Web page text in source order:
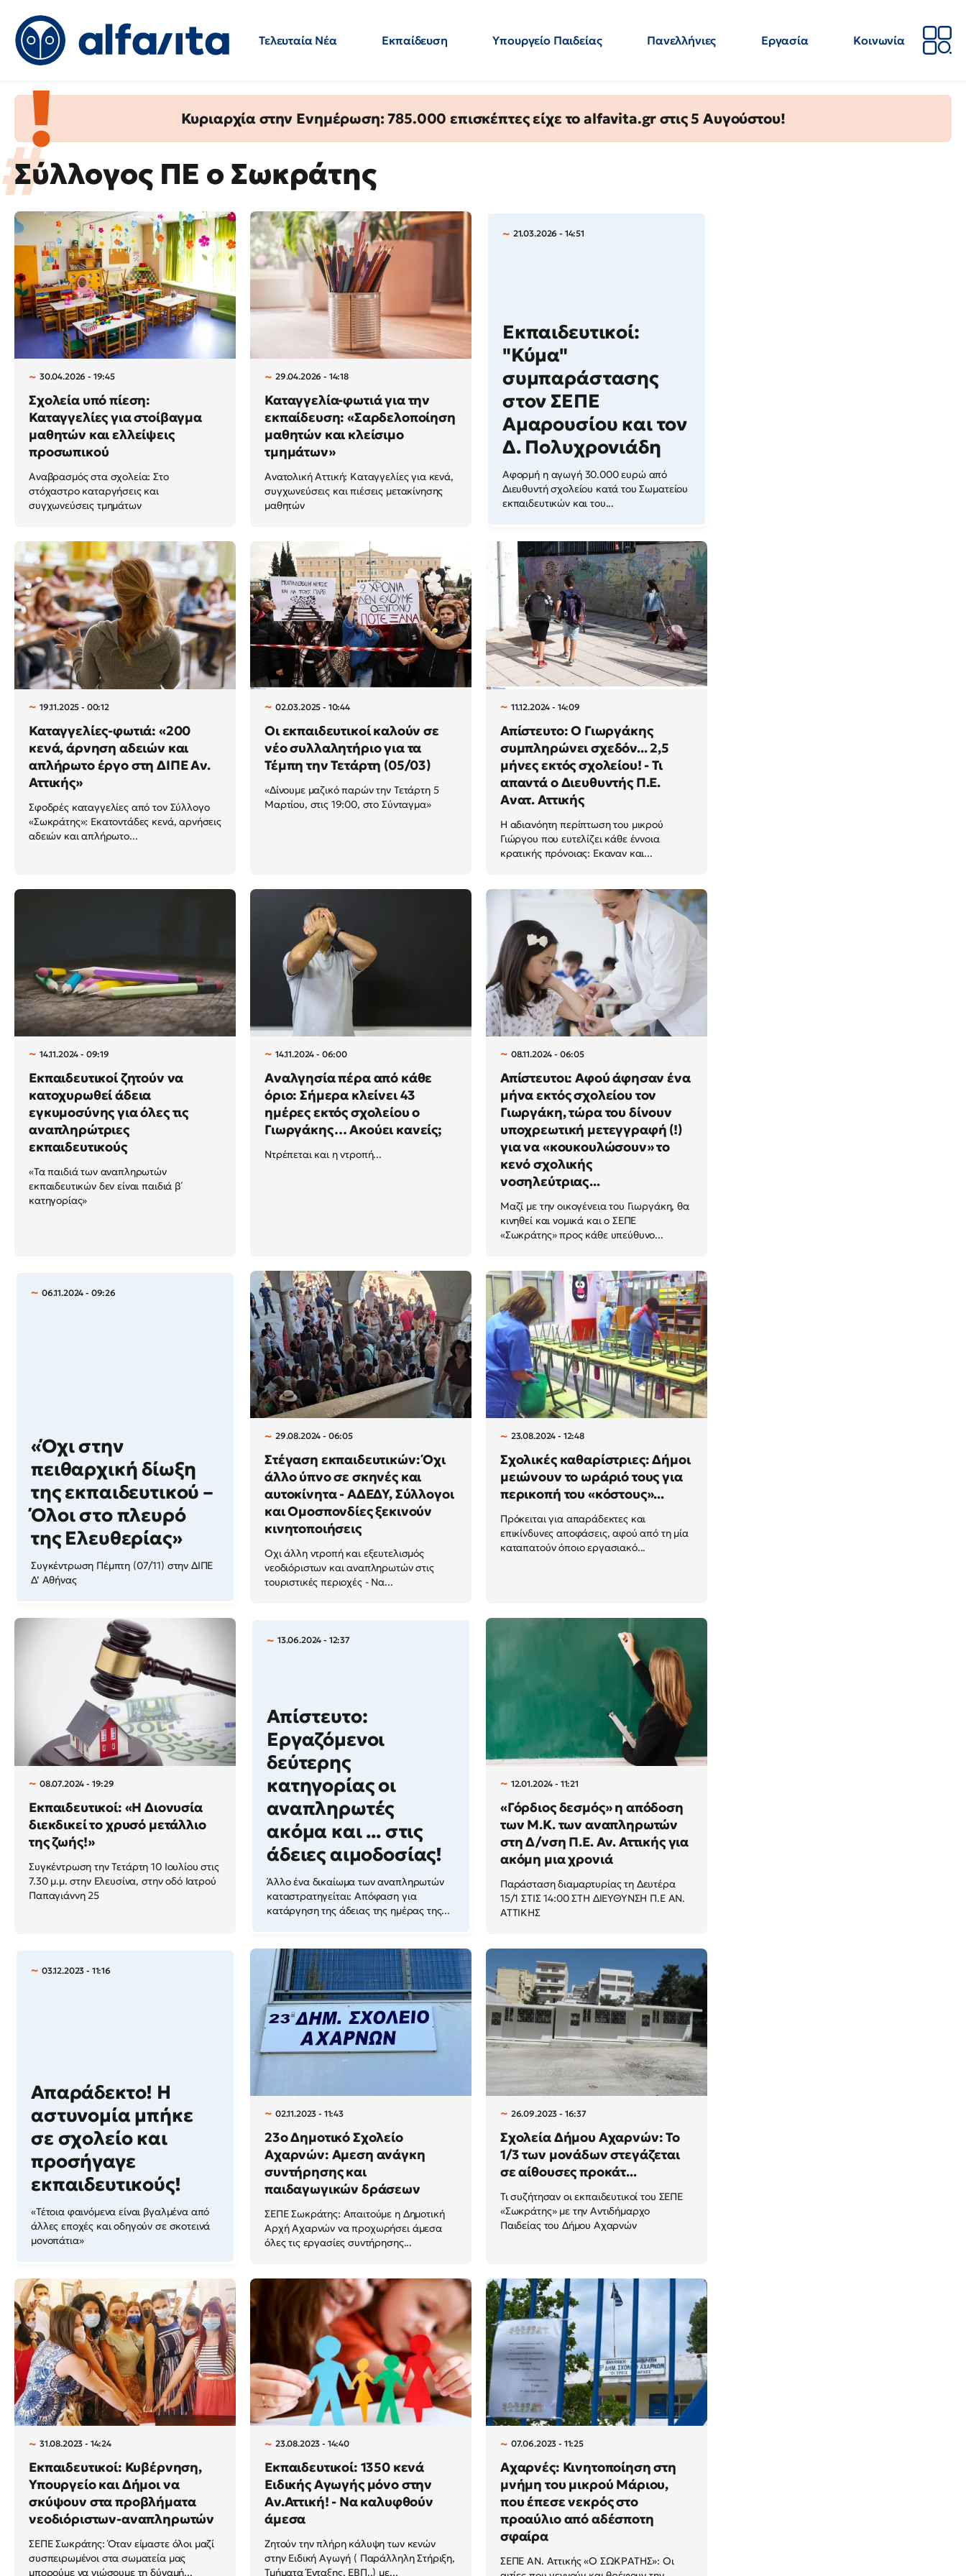
Τελευταία Νέα Εκπαίδευση Υπουργείο Παιδείας Πανελλήνιες Εργασία
Κοινωνία
Κυριαρχία στην Ενημέρωση: 785.000 επισκέπτες είχε το alfavita.gr στις 5 Αυγούστου!
Σύλλογος ΠΕ ο Σωκράτης
30.04.2026 - 19:45
Σχολεία υπό πίεση:
Καταγγελίες για στοίβαγμα
μαθητών και ελλείψεις
προσωπικού
Αναβρασμός στα σχολεία: Στο
στόχαστρο καταργήσεις και
συγχωνεύσεις τμημάτων
29.04.2026 - 14:18
Καταγγελία-φωτιά για την
εκπαίδευση: «Σαρδελοποίηση
μαθητών και κλείσιμο
τμημάτων»
Ανατολική Αττική: Καταγγελίες για κενά,
συγχωνεύσεις και πιέσεις μετακίνησης
μαθητών
21.03.2026 - 14:51
Εκπαιδευτικοί:
"Κύμα"
συμπαράστασης
στον ΣΕΠΕ
Αμαρουσίου και τον
Δ. Πολυχρονιάδη
Αφορμή η αγωγή 30.000 ευρώ από
Διευθυντή σχολείου κατά του Σωματείου
εκπαιδευτικών και του...
19.11.2025 - 00:12
Καταγγελίες-φωτιά: «200
κενά, άρνηση αδειών και
απλήρωτο έργο στη ΔΙΠΕ Αν.
Αττικής»
Σφοδρές καταγγελίες από τον Σύλλογο
«Σωκράτης»: Εκατοντάδες κενά, αρνήσεις
αδειών και απλήρωτο...
02.03.2025 - 10:44
Οι εκπαιδευτικοί καλούν σε
νέο συλλαλητήριο για τα
Τέμπη την Τετάρτη (05/03)
«Δίνουμε μαζικό παρών την Τετάρτη 5
Μαρτίου, στις 19:00, στο Σύνταγμα»
11.12.2024 - 14:09
Απίστευτο: Ο Γιωργάκης
συμπληρώνει σχεδόν... 2,5
μήνες εκτός σχολείου! - Τι
απαντά ο Διευθυντής Π.Ε.
Ανατ. Αττικής
Η αδιανόητη περίπτωση του μικρού
Γιώργου που ευτελίζει κάθε έννοια
κρατικής πρόνοιας: Εκαναν και...
14.11.2024 - 09:19
Εκπαιδευτικοί ζητούν να
κατοχυρωθεί άδεια
εγκυμοσύνης για όλες τις
αναπληρώτριες
εκπαιδευτικούς
«Τα παιδιά των αναπληρωτών
εκπαιδευτικών δεν είναι παιδιά β΄
κατηγορίας»
14.11.2024 - 06:00
Αναλγησία πέρα από κάθε
όριο: Σήμερα κλείνει 43
ημέρες εκτός σχολείου ο
Γιωργάκης… Ακούει κανείς;
Ντρέπεται και η ντροπή...
08.11.2024 - 06:05
Απίστευτοι: Αφού άφησαν ένα
μήνα εκτός σχολείου τον
Γιωργάκη, τώρα του δίνουν
υποχρεωτική μετεγγραφή (!)
για να «κουκουλώσουν» το
κενό σχολικής
νοσηλεύτριας...
Μαζί με την οικογένεια του Γιωργάκη, θα
κινηθεί και νομικά και ο ΣΕΠΕ
«Σωκράτης» προς κάθε υπεύθυνο...
06.11.2024 - 09:26
«Όχι στην
πειθαρχική δίωξη
της εκπαιδευτικού –
Όλοι στο πλευρό
της Ελευθερίας»
Συγκέντρωση Πέμπτη (07/11) στην ΔΙΠΕ
Δ’ Αθήνας
29.08.2024 - 06:05
Στέγαση εκπαιδευτικών: Όχι
άλλο ύπνο σε σκηνές και
αυτοκίνητα - ΑΔΕΔΥ, Σύλλογοι
και Ομοσπονδίες ξεκινούν
κινητοποιήσεις
Οχι άλλη ντροπή και εξευτελισμός
νεοδιόριστων και αναπληρωτών στις
τουριστικές περιοχές - Να...
23.08.2024 - 12:48
Σχολικές καθαρίστριες: Δήμοι
μειώνουν το ωράριό τους για
περικοπή του «κόστους»...
Πρόκειται για απαράδεκτες και
επικίνδυνες αποφάσεις, αφού από τη μία
καταπατούν όποιο εργασιακό...
08.07.2024 - 19:29
Εκπαιδευτικοί: «Η Διονυσία
διεκδικεί το χρυσό μετάλλιο
της ζωής!»
Συγκέντρωση την Τετάρτη 10 Ιουλίου στις
7.30 μ.μ. στην Ελευσίνα, στην οδό Ιατρού
Παπαγιάννη 25
13.06.2024 - 12:37
Απίστευτο:
Εργαζόμενοι
δεύτερης
κατηγορίας οι
αναπληρωτές
ακόμα και ... στις
άδειες αιμοδοσίας!
Άλλο ένα δικαίωμα των αναπληρωτών
καταστρατηγείται: Απόφαση για
κατάργηση της άδειας της ημέρας της...
12.01.2024 - 11:21
«Γόρδιος δεσμός» η απόδοση
των Μ.Κ. των αναπληρωτών
στη Δ/νση Π.Ε. Αν. Αττικής για
ακόμη μια χρονιά
Παράσταση διαμαρτυρίας τη Δευτέρα
15/1 ΣΤΙΣ 14:00 ΣΤΗ ΔΙΕΥΘΥΝΣΗ Π.Ε ΑΝ.
ΑΤΤΙΚΗΣ
03.12.2023 - 11:16
Απαράδεκτο! Η
αστυνομία μπήκε
σε σχολείο και
προσήγαγε
εκπαιδευτικούς!
«Τέτοια φαινόμενα είναι βγαλμένα από
άλλες εποχές και οδηγούν σε σκοτεινά
μονοπάτια»
02.11.2023 - 11:43
23ο Δημοτικό Σχολείο
Αχαρνών: Αμεση ανάγκη
συντήρησης και
παιδαγωγικών δράσεων
ΣΕΠΕ Σωκράτης: Απαιτούμε η Δημοτική
Αρχή Αχαρνών να προχωρήσει άμεσα
όλες τις εργασίες συντήρησης...
26.09.2023 - 16:37
Σχολεία Δήμου Αχαρνών: Το
1/3 των μονάδων στεγάζεται
σε αίθουσες προκάτ...
Τι συζήτησαν οι εκπαιδευτικοί του ΣΕΠΕ
«Σωκράτης» με την Αντιδήμαρχο
Παιδείας του Δήμου Αχαρνών
31.08.2023 - 14:24
Εκπαιδευτικοί: Κυβέρνηση,
Υπουργείο και Δήμοι να
σκύψουν στα προβλήματα
νεοδιόριστων-αναπληρωτών
ΣΕΠΕ Σωκράτης: Όταν είμαστε όλοι μαζί
συσπειρωμένοι στα σωματεία μας
μπορούμε να νιώσουμε τη δύναμή...
23.08.2023 - 14:40
Εκπαιδευτικοί: 1350 κενά
Ειδικής Αγωγής μόνο στην
Αν.Αττική! - Να καλυφθούν
άμεσα
Ζητούν την πλήρη κάλυψη των κενών
στην Ειδική Αγωγή ( Παράλληλη Στήριξη,
Τμήματα Ένταξης, ΕΒΠ..) με...
07.06.2023 - 11:25
Αχαρνές: Κινητοποίηση στη
μνήμη του μικρού Μάριου,
που έπεσε νεκρός στο
προαύλιο από αδέσποτη
σφαίρα
ΣΕΠΕ ΑΝ. Αττικής «Ο ΣΩΚΡΑΤΗΣ»: Οι